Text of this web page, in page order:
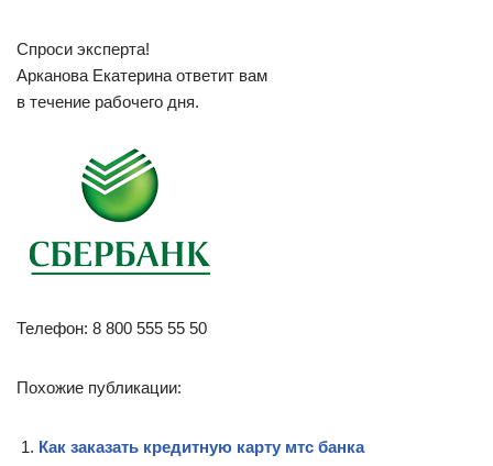
Спроси эксперта!
Арканова Екатерина ответит вам
в течение рабочего дня.
Телефон: 8 800 555 55 50
Похожие публикации:
Как заказать кредитную карту мтс банка